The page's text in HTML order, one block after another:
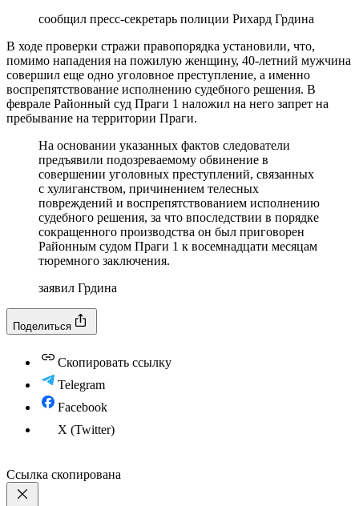
сообщил пресс-секретарь полиции Рихард Грдина
В ходе проверки стражи правопорядка установили, что,
помимо нападения на пожилую женщину, 40-летний мужчина
совершил еще одно уголовное преступление, а именно
воспрепятствование исполнению судебного решения. В
феврале Районный суд Праги 1 наложил на него запрет на
пребывание на территории Праги.
На основании указанных фактов следователи
предъявили подозреваемому обвинение в
совершении уголовных преступлений, связанных
с хулиганством, причинением телесных
повреждений и воспрепятствованием исполнению
судебного решения, за что впоследствии в порядке
сокращенного производства он был приговорен
Районным судом Праги 1 к восемнадцати месяцам
тюремного заключения.
заявил Грдина
Поделиться
Скопировать ссылку
Telegram
Facebook
X (Twitter)
Ссылка скопирована